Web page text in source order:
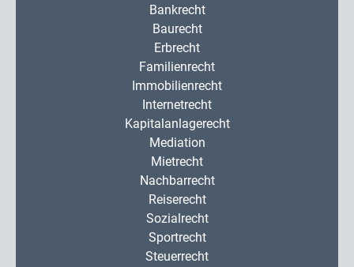
Bankrecht
Baurecht
Erbrecht
Familienrecht
Immobilienrecht
Internetrecht
Kapitalanlagerecht
Mediation
Mietrecht
Nachbarrecht
Reiserecht
Sozialrecht
Sportrecht
Steuerrecht